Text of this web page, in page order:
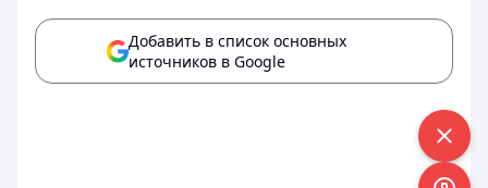
Добавить в список основных
источников в Google